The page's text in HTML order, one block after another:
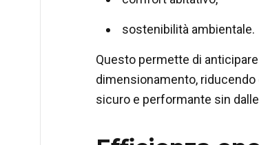
sostenibilità ambientale.
Questo permette di
dimensionamento,
sicuro e performante sin